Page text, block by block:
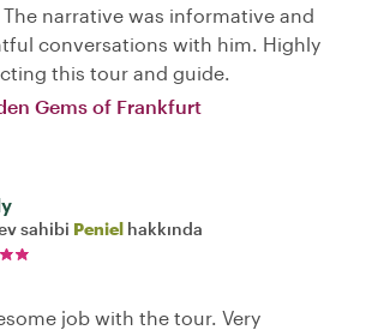
narrative was informative and
conversations with him. Highly
this tour and guide.
Gems of Frankfurt
sahibi Peniel hakkında
job with the tour. Very